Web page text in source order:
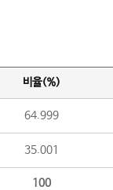
비율(%)
64.999
35.001
100